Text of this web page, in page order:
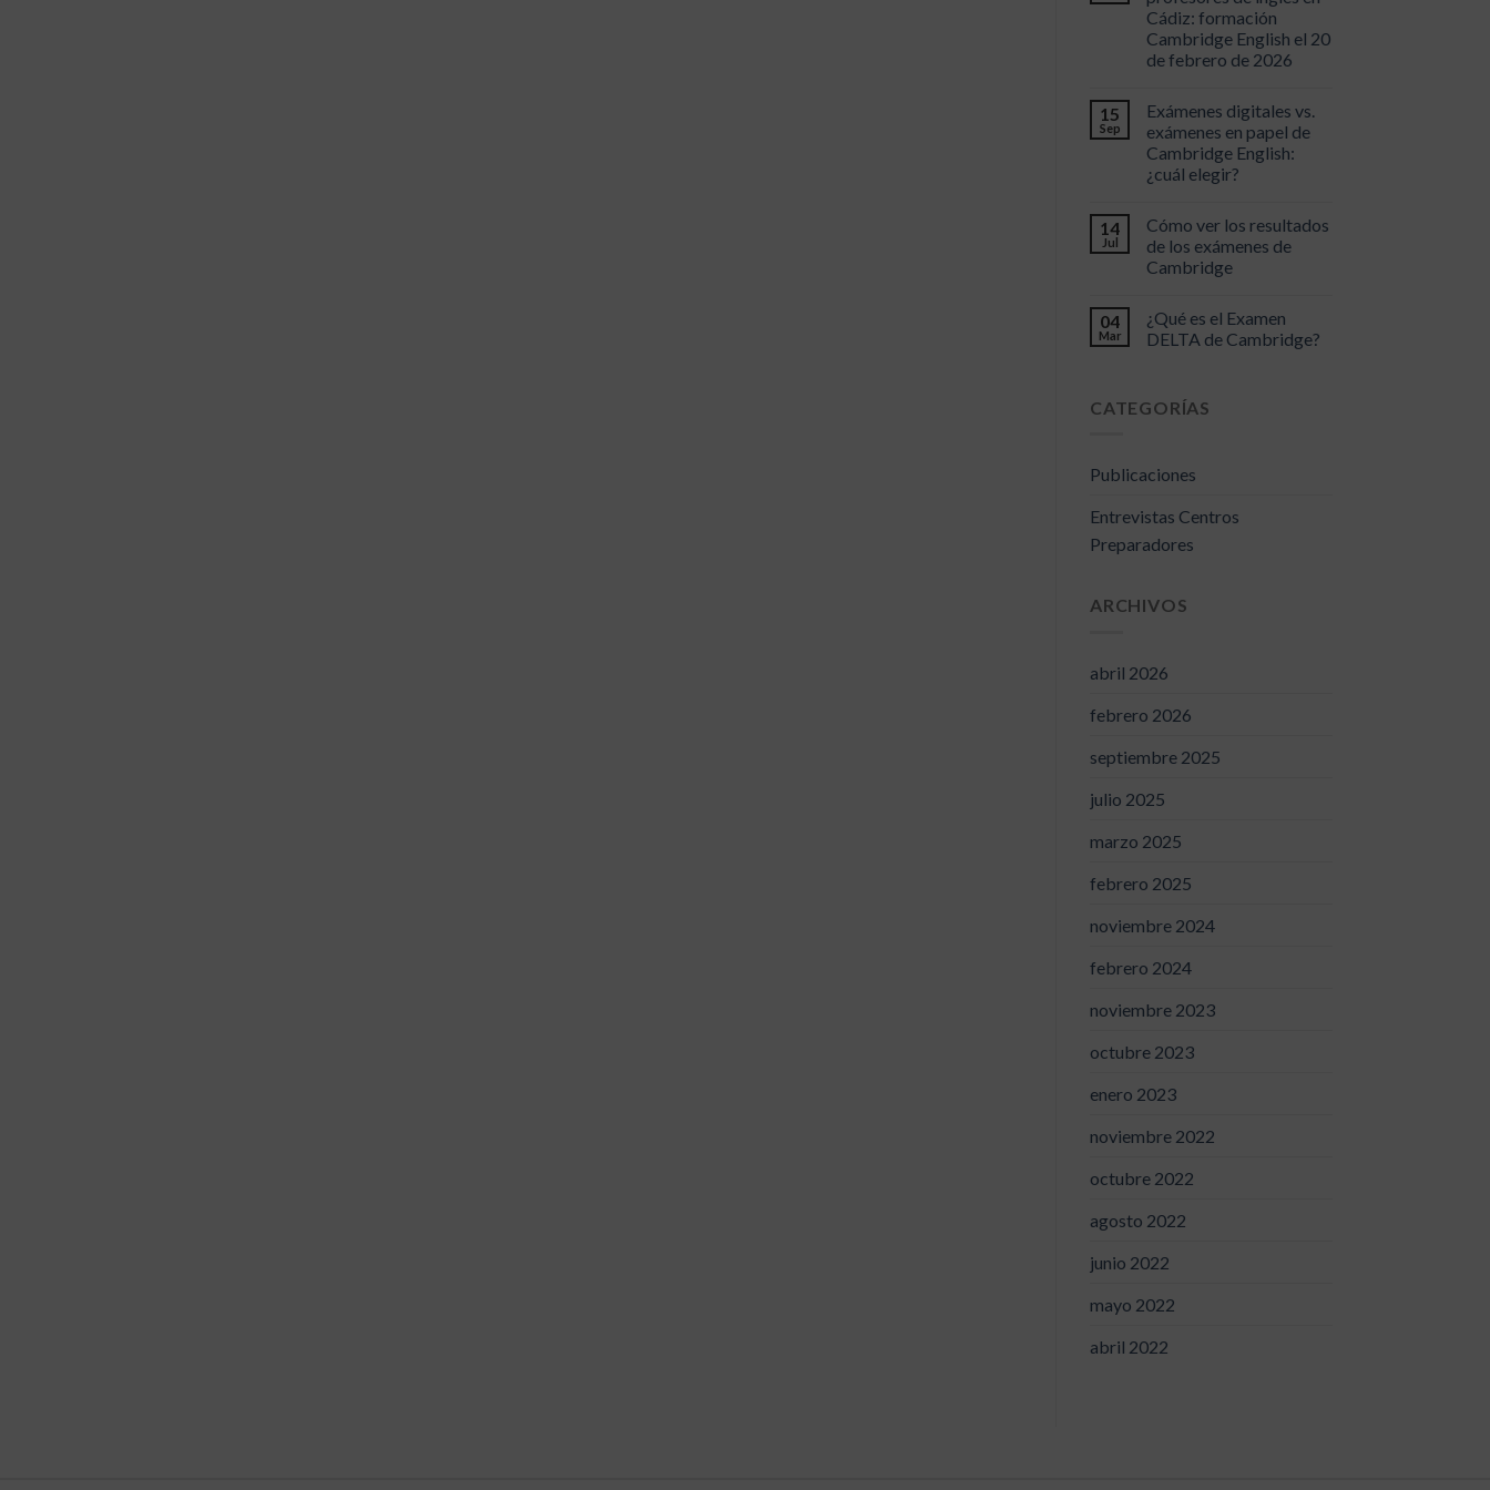
Cádiz: formación
Cambridge English el 20
de febrero de 2026
15
Sep
Exámenes digitales vs.
exámenes en papel de
Cambridge English:
¿cuál elegir?
14
Jul
Cómo ver los resultados
de los exámenes de
Cambridge
04
Mar
¿Qué es el Examen
DELTA de Cambridge?
CATEGORÍAS
Publicaciones
Entrevistas Centros
Preparadores
ARCHIVOS
abril 2026
febrero 2026
septiembre 2025
julio 2025
marzo 2025
febrero 2025
noviembre 2024
febrero 2024
noviembre 2023
octubre 2023
enero 2023
noviembre 2022
octubre 2022
agosto 2022
junio 2022
mayo 2022
abril 2022